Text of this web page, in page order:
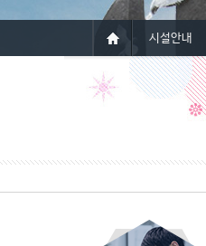
시설안내